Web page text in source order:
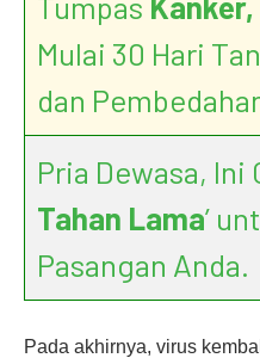
Mulai 30 Hari
dan
Pria Dewasa, Ini
Tahan Lama’
Pasangan Anda.
Pada akhirnya, virus